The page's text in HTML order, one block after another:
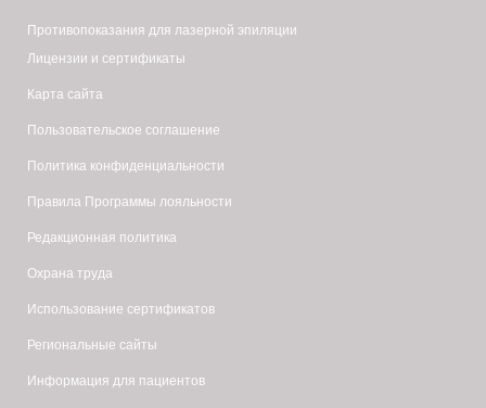
Противопоказания для лазерной эпиляции
Лицензии и сертификаты
Карта сайта
Пользовательское соглашение
Политика конфиденциальности
Правила Программы лояльности
Редакционная политика
Охрана труда
Использование сертификатов
Региональные сайты
Информация для пациентов